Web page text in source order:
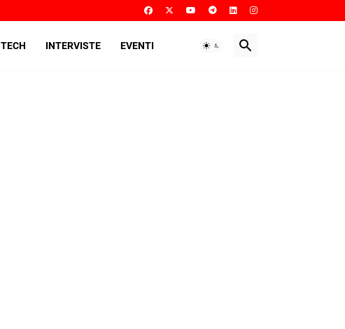
TECH INTERVISTE EVENTI